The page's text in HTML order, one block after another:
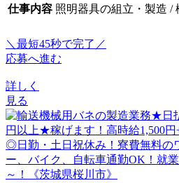
仕事内容 照明器具の組立・製造 /
＼最短45秒で完了／
応募へ進む
詳しく
見る